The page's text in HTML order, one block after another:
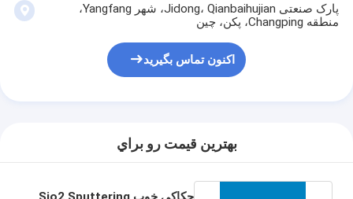
پارک صنعتی Jidong، Qianbaihujian، شهر Yangfang،
منطقه Changping، پکن، چین
اکنون تماس بگیرید
بهترين قيمت رو براي